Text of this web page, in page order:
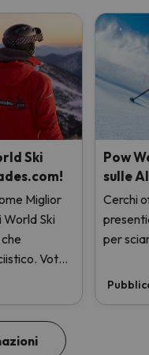
Ski
Miglior
Ski
Vota
Pow
sulle
Cerchi
per